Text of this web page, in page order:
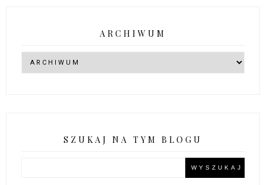
ARCHIWUM
SZUKAJ NA TYM BLOGU